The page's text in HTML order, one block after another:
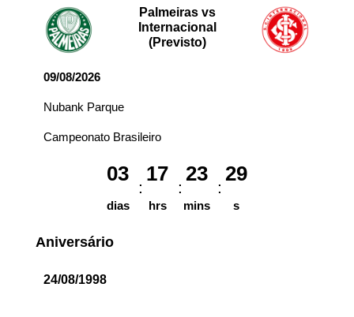
Palmeiras vs
Internacional
(Previsto)
09/08/2026
Nubank Parque
Campeonato Brasileiro
03
dias
17
hrs
23
mins
29
s
Aniversário
24/08/1998